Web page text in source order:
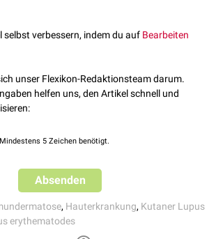
selbst verbessern, indem du auf Bearbeiten
unser Flexikon-Redaktionsteam darum.
helfen uns, den Artikel schnell und
5 Zeichen benötigt.
Absenden
, Hauterkrankung, Kutaner Lupus
erythematodes